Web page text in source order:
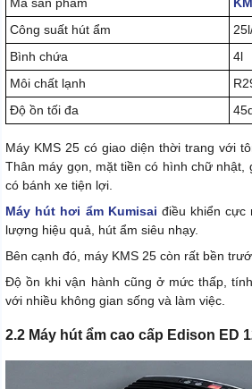
Công suất hút ẩm
Bình chứa
4l
Môi chất lạnh
Độ ồn tối đa
Máy KMS 25 có giao diện thời trang với
Thân máy gọn, mặt tiền có hình chữ nhật,
có bánh xe tiện lợi.
Máy hút hơi ẩm Kumisai điều khiển cực
lượng hiệu quả, hút ẩm siêu nhạy.
Bên cạnh đó, máy KMS 25 còn rất bền
Độ ồn khi vận hành cũng ở mức thấp,
với nhiều không gian sống và làm việc.
2.2 Máy hút ẩm cao cấp Edison ED